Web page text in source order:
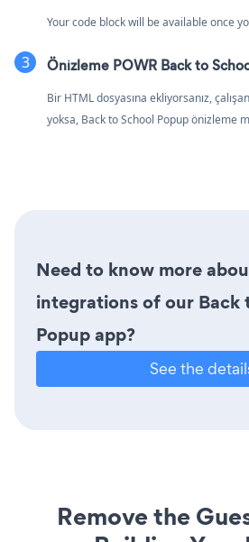
Your code block will be available once
Önizleme POWR Back to
Bir HTML dosyasına ekliyorsanız,
yoksa, Back to School Popup önizleme
Need to know more
integrations of our Back
Popup app?
See the
Remove the